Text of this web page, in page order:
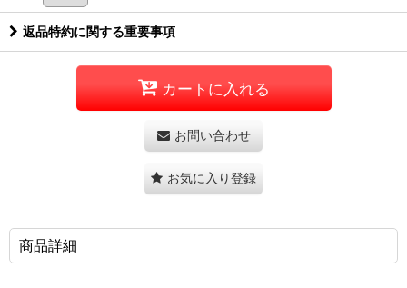
返品特約に関する重要事項
カートに入れる
お問い合わせ
お気に入り登録
商品詳細